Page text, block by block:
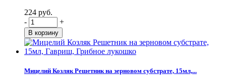
224 руб.
-
+
Мицелий Козляк Решетник на зерновом субстрате, 15мл,...